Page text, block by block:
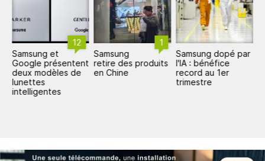
12
Samsung et
Google présentent
deux modèles de
lunettes
intelligentes
1
Samsung
retire des produits
en Chine
Samsung dopé par
l'IA : bénéfice
record au 1er
trimestre